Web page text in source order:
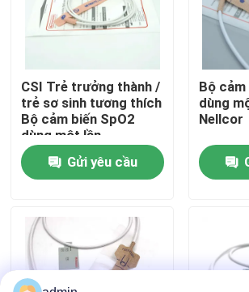
Kiểm soát chất lượng
Liên hệ chúng tôi
Yêu cầu báo giá
Cáp cảm biến SpO2
Cảm biến SPO2 dùng một lần
Cảm biến spO2 có thể tái sử dụng
CSI Trẻ trưởng thành /
trẻ sơ sinh tương thích
Bộ cảm biến SpO2
dùng một lần
Gửi yêu cầu
Bộ
dùng
Nellcor